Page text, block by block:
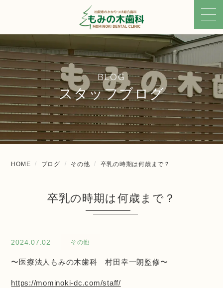
BLOG
スタッフブログ
HOME ブログ その他 卒乳の時期は何歳まで？
卒乳の時期は何歳まで？
2024.07.02 その他
〜医療法人もみの木歯科 村田幸一朗監修〜
https://mominoki-dc.com/staff/